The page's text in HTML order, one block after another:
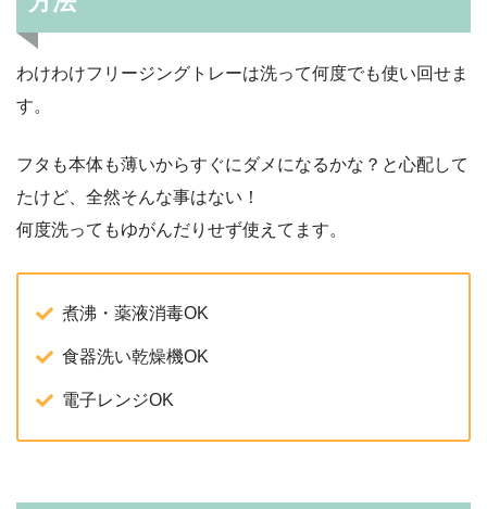
わけわけフリージングトレーは洗って何度でも使い回せま
す。
フタも本体も薄いからすぐにダメになるかな？と心配して
たけど、全然そんな事はない！
何度洗ってもゆがんだりせず使えてます。
煮沸・薬液消毒OK
食器洗い乾燥機OK
電子レンジOK